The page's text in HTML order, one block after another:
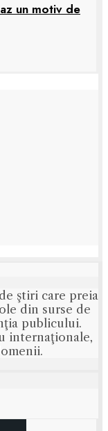
un motiv de
ştiri care preia
din surse de
publicului.
internaţionale,